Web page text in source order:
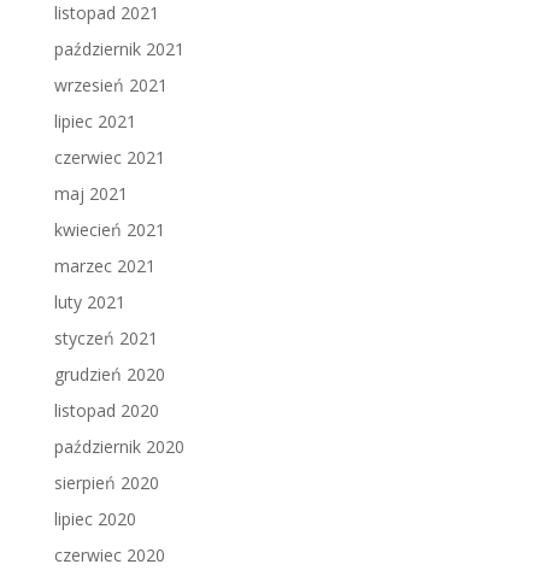
listopad 2021
październik 2021
wrzesień 2021
lipiec 2021
czerwiec 2021
maj 2021
kwiecień 2021
marzec 2021
luty 2021
styczeń 2021
grudzień 2020
listopad 2020
październik 2020
sierpień 2020
lipiec 2020
czerwiec 2020